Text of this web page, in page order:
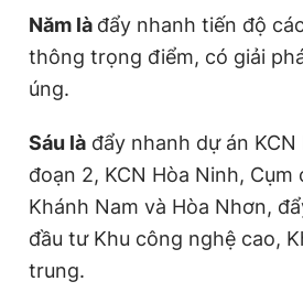
Năm là đẩy nhanh tiến độ
thông trọng điểm, có giải
úng.
Sáu là đẩy nhanh dự án KCN
đoạn 2, KCN Hòa Ninh, Cụm
Khánh Nam và Hòa Nhơn,
đầu tư Khu công nghệ cao,
trung.